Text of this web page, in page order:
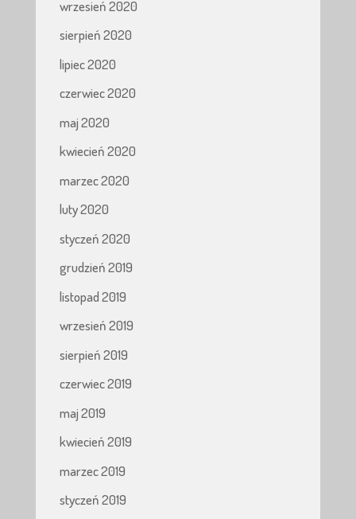
wrzesień 2020
sierpień 2020
lipiec 2020
czerwiec 2020
maj 2020
kwiecień 2020
marzec 2020
luty 2020
styczeń 2020
grudzień 2019
listopad 2019
wrzesień 2019
sierpień 2019
czerwiec 2019
maj 2019
kwiecień 2019
marzec 2019
styczeń 2019